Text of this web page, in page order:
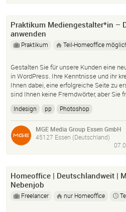
Praktikum Mediengestalter*in –
anwenden
Praktikum Teil-Homeoffice
Gestalten Sie für unsere Kunden eine
in WordPress. Ihre Kenntnisse und ihr
Ihnen dabei, eine erfolgreiche Seite zu
sind Ihnen keine Fremdwörter, aber Sie
Indesign pp Photoshop
MGE Media Group Essen GmbH
45127 Essen (Deutschland)
Homeoffice | Deutschlandweit |
Nebenjob
Freelancer nur Homeoffice